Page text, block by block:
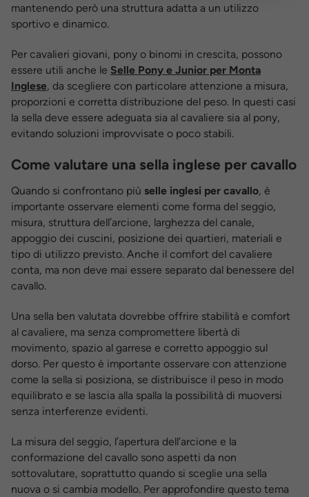
mantenendo però una struttura adatta a un utilizzo
sportivo e dinamico.
Per cavalieri giovani, pony o binomi in crescita, possono
essere utili anche le Selle Pony e Junior per Monta
Inglese, da scegliere con particolare attenzione a misura,
proporzioni e corretta distribuzione del peso. In questi casi
la sella deve essere adeguata sia al cavaliere sia al pony,
evitando soluzioni improvvisate o poco stabili.
Come valutare una sella inglese per cavallo
Quando si confrontano più selle inglesi per cavallo, è
importante osservare elementi come forma del seggio,
misura, struttura dell’arcione, larghezza del canale,
appoggio dei cuscini, posizione dei quartieri, materiali e
tipo di utilizzo previsto. Anche il comfort del cavaliere
conta, ma non deve mai essere separato dal benessere del
cavallo.
Una sella ben valutata dovrebbe offrire stabilità e comfort
al cavaliere, ma senza compromettere libertà di
movimento, spazio al garrese e corretto appoggio sul
dorso. Per questo è importante osservare con attenzione
come la sella si posiziona, se distribuisce il peso in modo
equilibrato e se lascia alla spalla la possibilità di muoversi
senza interferenze evidenti.
La misura del seggio, l’apertura dell’arcione e la
conformazione del cavallo sono aspetti da non
sottovalutare, soprattutto quando si sceglie una sella
nuova o si cambia modello. Per approfondire questo tema